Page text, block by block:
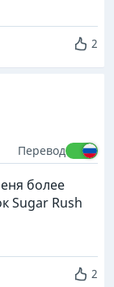
2
Перевод
более
Sugar Rush
2